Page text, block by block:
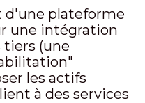
d'une plateforme
une intégration
tiers (une
les actifs
à des services